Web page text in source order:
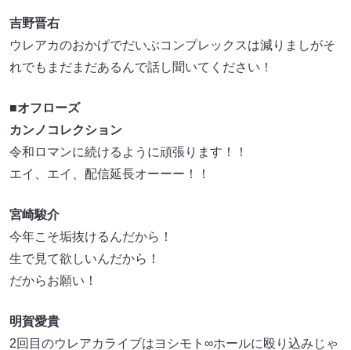
吉野晋右
ウレアカのおかげでだいぶコンプレックスは減りましがそ
れでもまだまだあるんで話し聞いてください！
■オフローズ
カンノコレクション
令和ロマンに続けるように頑張ります！！
エイ、エイ、配信延長オーーー！！
宮崎駿介
今年こそ垢抜けるんだから！
生で見て欲しいんだから！
だからお願い！
明賀愛貴
2回目のウレアカライブはヨシモト∞ホールに殴り込みじゃ